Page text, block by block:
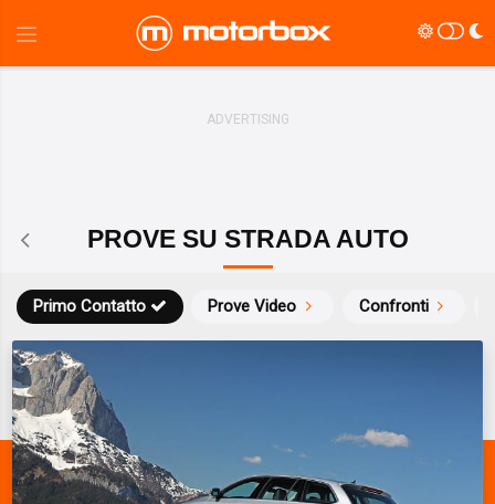
PROVE SU STRADA AUTO
Prove Video Confronti
Primo Contatto